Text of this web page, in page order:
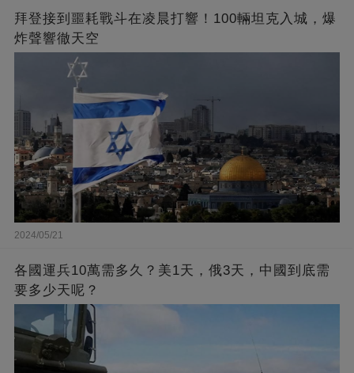
拜登接到噩耗戰斗在凌晨打響！100輛坦克入城，爆
炸聲響徹天空
2024/05/21
各國運兵10萬需多久？美1天，俄3天，中國到底需
要多少天呢？